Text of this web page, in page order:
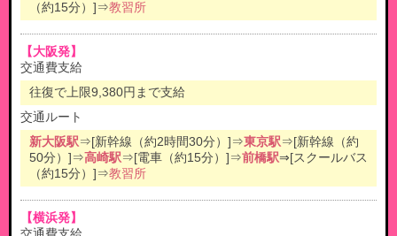
（約15分）]⇒教習所
【大阪発】
交通費支給
往復で上限9,380円まで支給
交通ルート
新大阪駅⇒[新幹線（約2時間30分）]⇒東京駅⇒[新幹線（約
50分）]⇒高崎駅⇒[電車（約15分）]⇒前橋駅⇒[スクールバス
（約15分）]⇒教習所
【横浜発】